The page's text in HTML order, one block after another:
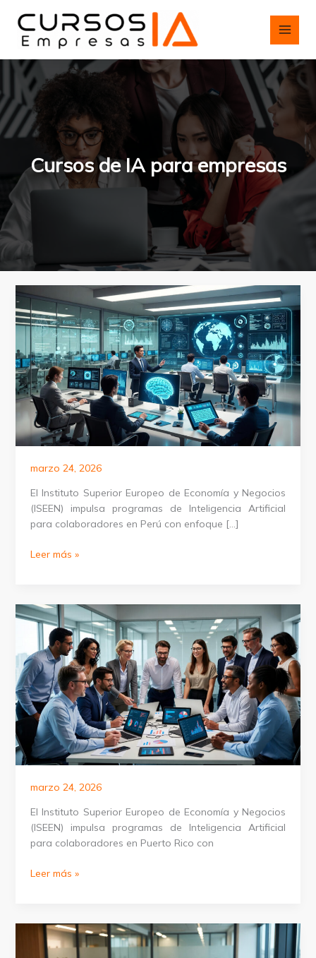
contenido
Cursos de IA para empresas
marzo 24, 2026
El Instituto Superior Europeo de Economía y Negocios
(ISEEN) impulsa programas de Inteligencia Artificial
para colaboradores en Perú con enfoque […]
Formación
compañías
en
Perú
Leer más »
marzo 24, 2026
El Instituto Superior Europeo de Economía y Negocios
(ISEEN) impulsa programas de Inteligencia Artificial
para colaboradores en Puerto Rico con
Programas
para
corporaciones
Leer más »